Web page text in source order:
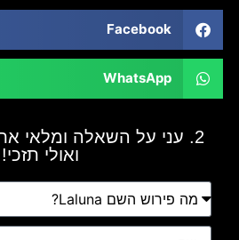
Facebook
WhatsApp
2. עני על השאלה ומלאי
ואולי תזכי!